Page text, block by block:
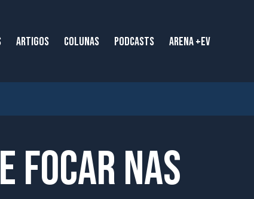
ARTIGOS COLUNAS PODCASTS ARENA +EV
focar nas